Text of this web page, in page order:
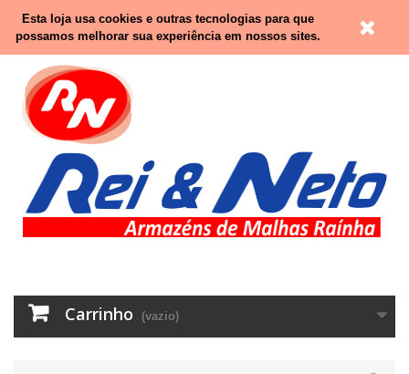
Contacte-nos
Carrinho (vazio)
Esta loja usa cookies e outras tecnologias para que
possamos melhorar sua experiência em nossos sites.